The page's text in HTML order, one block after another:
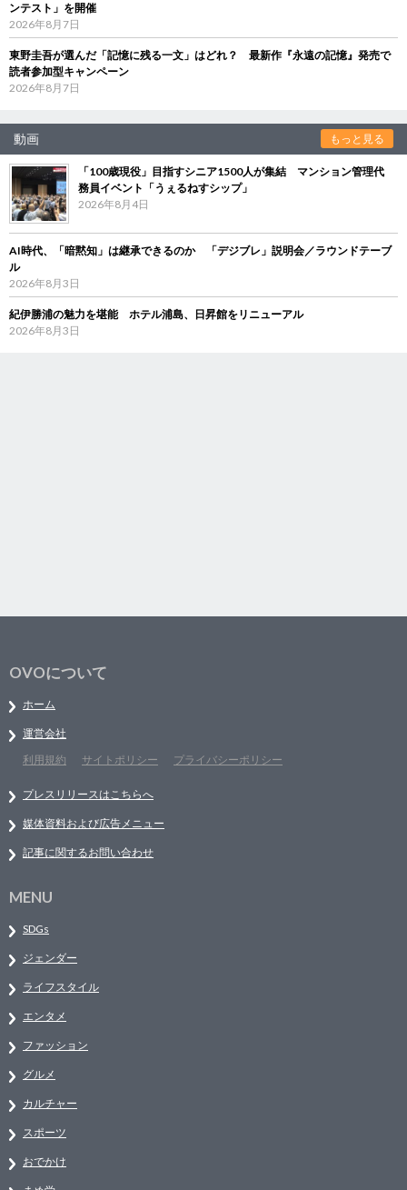
ンテスト」を開催
2026年8月7日
東野圭吾が選んだ「記憶に残る一文」はどれ？ 最新作『永遠の記憶』発売で
読者参加型キャンペーン
2026年8月7日
動画 もっと見る
「100歳現役」目指すシニア1500人が集結 マンション管理代
務員イベント「うぇるねすシップ」
2026年8月4日
AI時代、「暗黙知」は継承できるのか 「デジブレ」説明会／ラウンドテーブ
ル
2026年8月3日
紀伊勝浦の魅力を堪能 ホテル浦島、日昇館をリニューアル
2026年8月3日
OVOについて
ホーム
運営会社
利用規約
サイトポリシー プライバシーポリシー
プレスリリースはこちらへ
媒体資料および広告メニュー
記事に関するお問い合わせ
MENU
SDGs
ジェンダー
ライフスタイル
エンタメ
ファッション
グルメ
カルチャー
スポーツ
おでかけ